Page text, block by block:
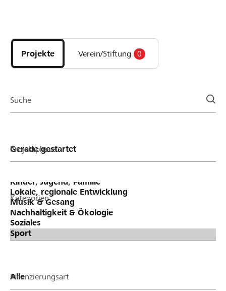
DE FR IT
Projekte
und
Organisationen
Projekte Verein/Stiftung 0
Suche
Projektphase
Kategorien
Finanzierungsart